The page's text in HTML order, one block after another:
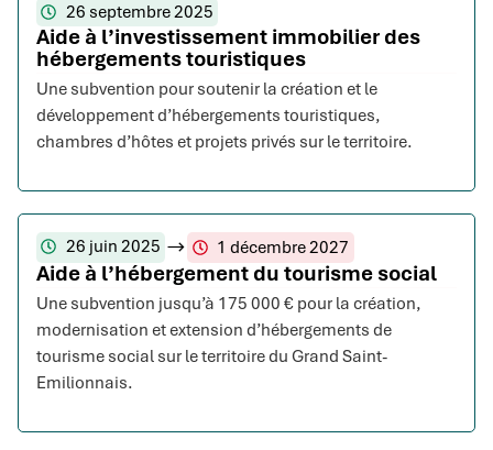
26 septembre 2025
Aide à l’investissement immobilier des
hébergements touristiques
Une subvention pour soutenir la création et le
développement d’hébergements touristiques,
chambres d’hôtes et projets privés sur le territoire.
26 juin 2025 1 décembre 2027
Aide à l’hébergement du tourisme social
Une subvention jusqu’à 175 000 € pour la création,
modernisation et extension d’hébergements de
tourisme social sur le territoire du Grand Saint-
Emilionnais.